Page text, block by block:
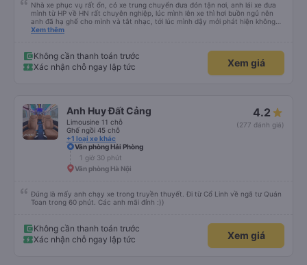
Nhà xe phục vụ rất ổn, có xe trung chuyển đưa đón tận nơi, anh lái xe đưa
mình từ HP về HN rất chuyên nghiệp, lúc mình lên xe thì hơi buồn ngủ nên
anh đã hạ ghế cho mình và tắt nhạc, tới lúc mình dậy mới phát hiện không
thấy điện thoại thì anh đã ngay lập tức gọi xe trung chuyển để tìm điện thoại
Xem thêm
Không cần thanh toán trước
Xác nhận chỗ ngay lập tức
Xem giá
Anh Huy Đất Cảng
Limousine 11 chỗ
Ghế ngồi 45 chỗ
+1 loại xe khác
4.2
(277 đánh giá)
Văn phòng Hải Phòng
1 giờ 30 phút
Văn phòng Hà Nội
Đúng là mấy anh chạy xe trong truyền thuyết. Đi từ Cổ Linh về ngã tư Quán
Toan trong 60 phút. Các anh mãi đỉnh :))
Không cần thanh toán trước
Xác nhận chỗ ngay lập tức
Xem giá